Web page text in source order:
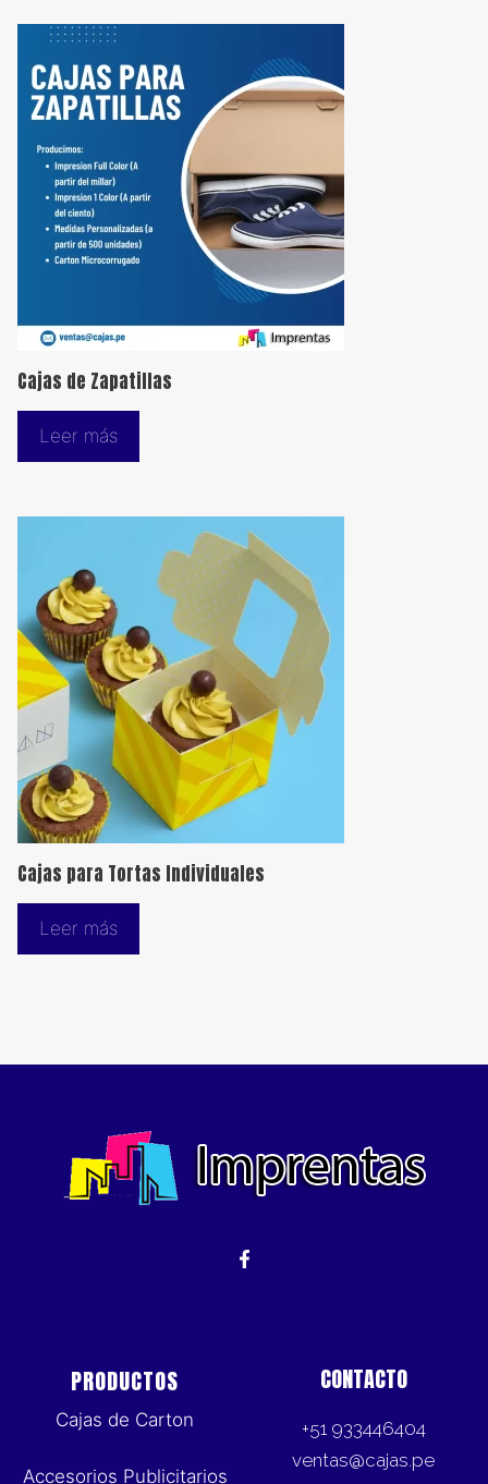
Cajas de Zapatillas
Leer más
Cajas para Tortas Individuales
Leer más
PRODUCTOS
Cajas de Carton
Accesorios Publicitarios
CONTACTO
+51 933446404
ventas@cajas.pe